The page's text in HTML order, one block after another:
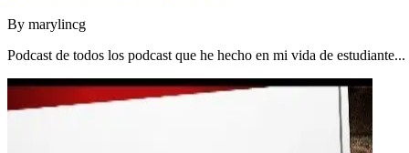
By marylincg
Podcast de todos los podcast que he hecho en mi vida de